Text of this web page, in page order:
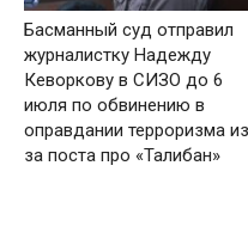
Басманный суд отправил
журналистку Надежду
Кеворкову в СИЗО до 6
июля по обвинению в
оправдании терроризма
за поста про «Талибан»